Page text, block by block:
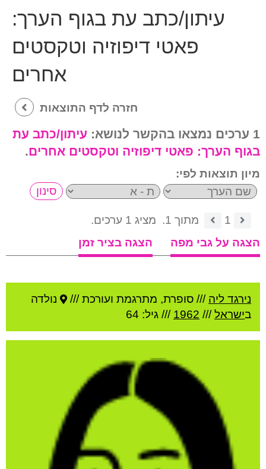
עיתון/כתב עת בגוף הערך:
פאטי דיפוזיה וטקסטים
אחרים
חזרה לדף התוצאות
1 ערכים נמצאו בהקשר לנושא:
עיתון/כתב עת
בגוף הערך: פאטי דיפוזיה וטקסטים אחרים.
מיון תוצאות לפי:
1 מתוך 1.
מציג 1 ערכים.
הצגה על גבי מפה
הצגה בציר זמן
נירגד ליה /// סופרת, מתרגמת ועורכת ///
נולדה
בישראל///
1962 /// גיל: 64